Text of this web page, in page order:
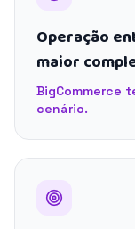
Operação
maior
BigCommerce
cenário.